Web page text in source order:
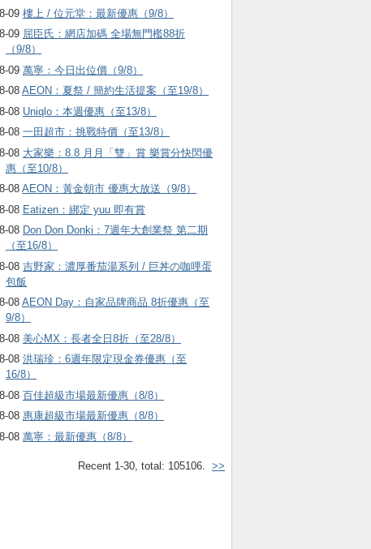
09 樓上 / 位元堂：最新優惠（9/8）
09 屈臣氏：網店加碼 全場無門檻88折
（9/8）
09 萬寧：今日出位價（9/8）
08 AEON：夏祭 / 簡約生活提案（至19/8）
08 Uniqlo：本週優惠（至13/8）
08 一田超市：挑戰特價（至13/8）
08 大家樂：8.8 月月「雙」賞 樂賞分快閃優
惠（至10/8）
08 AEON：黃金朝市 優惠大放送（9/8）
08 Eatizen：綁定 yuu 即有賞
08 Don Don Donki：7週年大創業祭 第二期
（至16/8）
08 吉野家：濃厚番茄湯系列 / 巨丼の咖哩蛋
包飯
08 AEON Day：自家品牌商品 8折優惠（至
9/8）
08 美心MX：長者全日8折（至28/8）
08 洪瑞珍：6週年限定現金券優惠（至
16/8）
08 百佳超級市場最新優惠（8/8）
08 惠康超級市場最新優惠（8/8）
08 萬寧：最新優惠（8/8）
Recent 1-30, total: 105106. >>